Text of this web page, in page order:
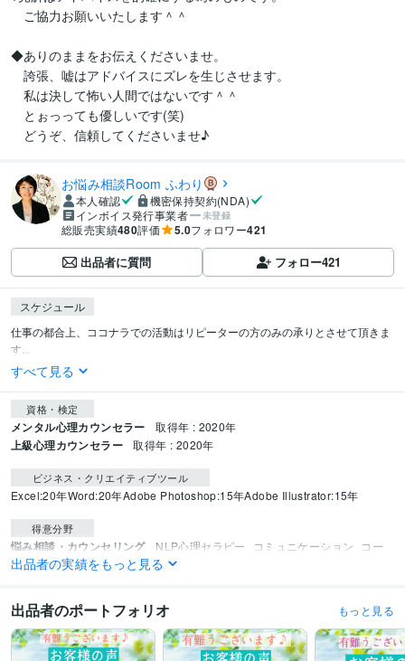
ご協力お願いいたします＾＾
◆ありのままをお伝えくださいませ。
誇張、嘘はアドバイスにズレを生じさせます。
私は決して怖い人間ではないです＾＾
とぉっっても優しいです(笑)
どうぞ、信頼してくださいませ♪
‪‬お悩み相談Room‪ ふわり
本人確認
機密保持契約(NDA)
インボイス発行事業者
未登録
総販売実績480評価 5.0フォロワー421
出品者に質問 フォロー421
スケジュール
仕事の都合上、ココナラでの活動はリピーターの方のみの承りとさせて頂きま
す...
すべて見る
資格・検定
メンタル心理カウンセラー 取得年 : 2020年
上級心理カウンセラー 取得年 : 2020年
ビジネス・クリエイティブツール
Excel:20年Word:20年Adobe Photoshop:15年Adobe Illustrator:15年
得意分野
悩み相談・カウンセリング NLP心理セラピー コミュニケーション
コー
チング 自己受容
ビジネス代行・事務代行 接客
職場でのコミュニケーショ
ン ホテル・旅館、クチコミへの返信
出品者の実績をもっと見る
出品者のポートフォリオ もっと見る